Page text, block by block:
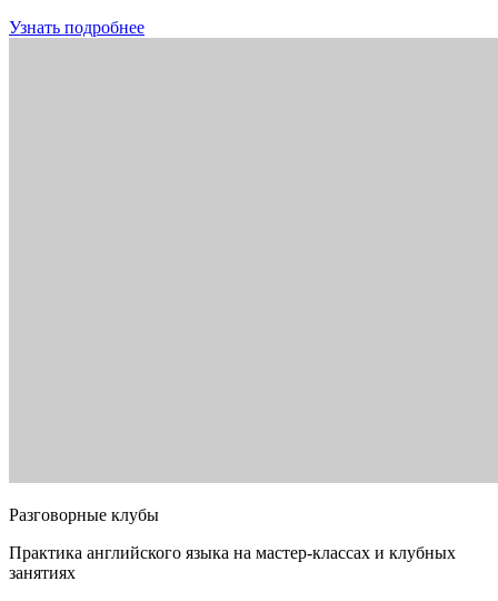
Узнать подробнее
Разговорные клубы
Практика английского языка на мастер-классах и клубных
занятиях